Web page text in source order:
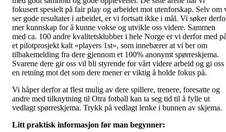
fokusert spesielt på fair play og arbeidet mot utenforskap. Selv om
ser gode resultater i arbeidet, er vi fortsatt ikke i mål. Vi søker
mer kunnskap for å kunne vokse og utvikle oss videre. Sammen
med ca. 100 andre kvalitetsklubber i hele Norge er vi derfor med
et pilotprosjekt kalt «players 1st», som innebærer at vi ber om
tilbakemelding fra dere gjennom et 100% anonymt spørreskjema.
Svarene dere gir oss vil bli styrende for vårt videre arbeid og gi oss
en retning mot det som dere mener er viktig å holde fokus på.
Vi håper derfor at flest mulig av dere spillere, trenere, foresatte og
andre med tilknytning til Otra fotball kan ta seg tid til å fylle ut
vedlagt spørreskjema. Trykk på vedlagt lenke i bunnen av skjema.
Litt praktisk informasjon før man begynner: